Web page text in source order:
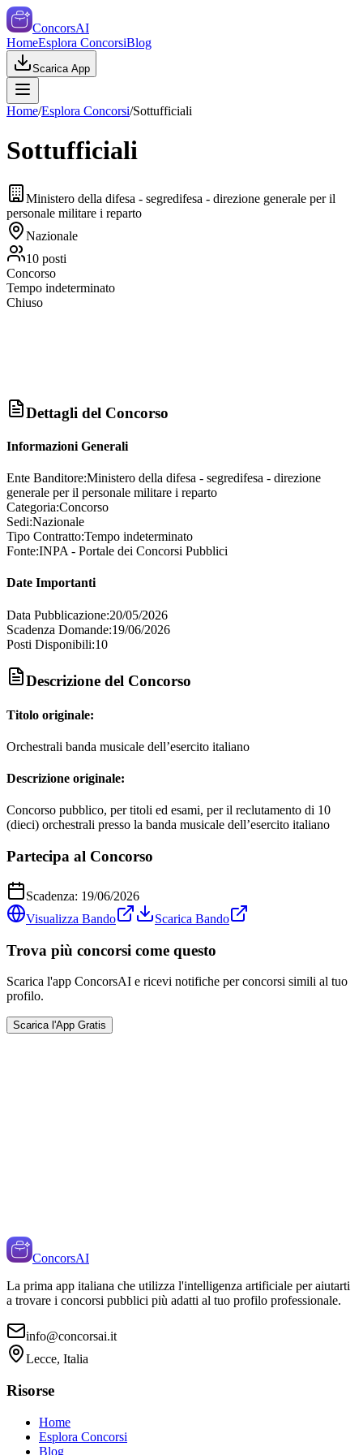
ConcorsAI
HomeEsplora ConcorsiBlog
Scarica App
Home/Esplora Concorsi/Sottufficiali
Sottufficiali
Ministero della difesa - segredifesa - direzione generale per il
personale militare i reparto
Nazionale
10 posti
Concorso
Tempo indeterminato
Chiuso
Dettagli del Concorso
Informazioni Generali
Ente Banditore:Ministero della difesa - segredifesa - direzione
generale per il personale militare i reparto
Categoria:Concorso
Sedi:Nazionale
Tipo Contratto:Tempo indeterminato
Fonte:INPA - Portale dei Concorsi Pubblici
Date Importanti
Data Pubblicazione:20/05/2026
Scadenza Domande:19/06/2026
Posti Disponibili:10
Descrizione del Concorso
Titolo originale:
Orchestrali banda musicale dell’esercito italiano
Descrizione originale:
Concorso pubblico, per titoli ed esami, per il reclutamento di 10
(dieci) orchestrali presso la banda musicale dell’esercito italiano
Partecipa al Concorso
Scadenza: 19/06/2026
Visualizza Bando
Scarica Bando
Trova più concorsi come questo
Scarica l'app ConcorsAI e ricevi notifiche per concorsi simili al tuo
profilo.
Scarica l'App Gratis
ConcorsAI
La prima app italiana che utilizza l'intelligenza artificiale per aiutarti
a trovare i concorsi pubblici più adatti al tuo profilo professionale.
info@concorsai.it
Lecce, Italia
Risorse
Home
Esplora Concorsi
Blog